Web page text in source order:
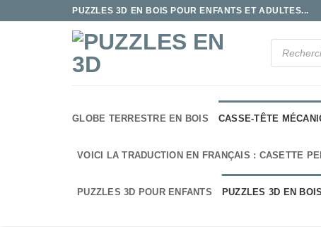
PUZZLES 3D EN BOIS POUR ENFANTS ET ADULTES...
Recherche
GLOBE TERRESTRE EN BOIS CASSE-TÊTE
VOICI LA TRADUCTION EN FRANÇAIS : CASETTE
PUZZLES 3D POUR ENFANTS PUZZLES 3D EN BOIS